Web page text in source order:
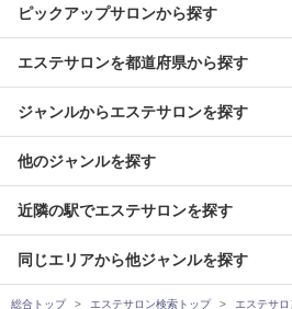
ピックアップサロンから探す
エステサロンを都道府県から探す
ジャンルからエステサロンを探す
他のジャンルを探す
近隣の駅でエステサロンを探す
同じエリアから他ジャンルを探す
総合トップ エステサロン検索トップ エステサ